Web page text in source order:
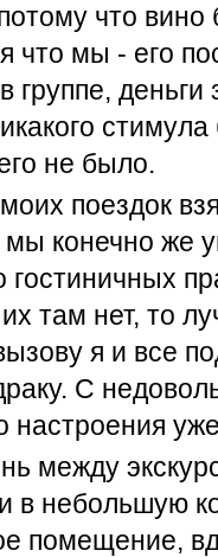
что
что мы - его
группе,
не было.
поездок
конечно же
гостиничных
там нет, то
я и все
С
настроения
между
в небольшую
помещение,